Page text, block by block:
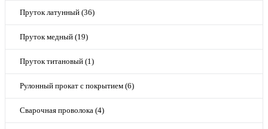
Пруток латунный (36)
Пруток медный (19)
Пруток титановый (1)
Рулонный прокат с покрытием (6)
Сварочная проволока (4)